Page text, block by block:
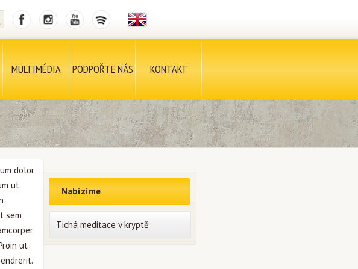
MULTIMÉDIA PODPOŘTE NÁS KONTAKT
dolor
ut.
sem
ut
Nabízíme
Tichá meditace v kryptě